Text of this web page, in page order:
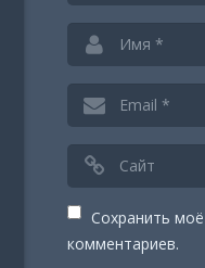
Сохранить
комментариев.